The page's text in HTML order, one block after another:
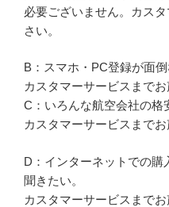
必要ございません。カス
さい。
B：スマホ・PC登録が面
カスタマーサービスまでお
C：いろんな航空会社の格
カスタマーサービスまでお
D：インターネットでの
聞きたい。
カスタマーサービスまでお